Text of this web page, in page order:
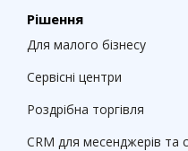
Рішення
Для малого бізнесу
Сервісні центри
Роздрібна торгівля
CRM для месенджерів та